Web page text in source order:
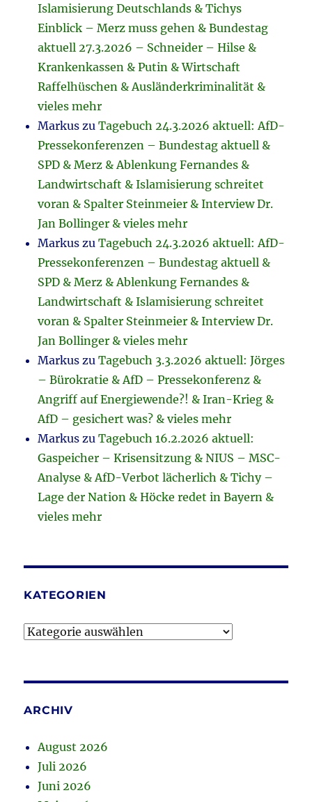
Islamisierung Deutschlands & Tichys
Einblick – Merz muss gehen & Bundestag
aktuell 27.3.2026 – Schneider – Hilse &
Krankenkassen & Putin & Wirtschaft
Raffelhüschen & Ausländerkriminalität &
vieles mehr
Markus zuTagebuch 24.3.2026 aktuell: AfD-
Pressekonferenzen – Bundestag aktuell &
SPD & Merz & Ablenkung Fernandes &
Landwirtschaft & Islamisierung schreitet
voran & Spalter Steinmeier & Interview Dr.
Jan Bollinger & vieles mehr
Markus zuTagebuch 24.3.2026 aktuell: AfD-
Pressekonferenzen – Bundestag aktuell &
SPD & Merz & Ablenkung Fernandes &
Landwirtschaft & Islamisierung schreitet
voran & Spalter Steinmeier & Interview Dr.
Jan Bollinger & vieles mehr
Markus zuTagebuch 3.3.2026 aktuell: Jörges
– Bürokratie & AfD – Pressekonferenz &
Angriff auf Energiewende?! & Iran-Krieg &
AfD – gesichert was? & vieles mehr
Markus zuTagebuch 16.2.2026 aktuell:
Gaspeicher – Krisensitzung & NIUS – MSC-
Analyse & AfD-Verbot lächerlich & Tichy –
Lage der Nation & Höcke redet in Bayern &
vieles mehr
KATEGORIEN
Kategorien
ARCHIV
August 2026
Juli 2026
Juni 2026